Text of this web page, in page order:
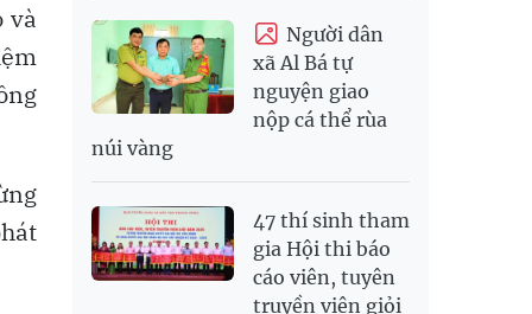
và
Người dân
xã Al Bá tự
nguyện giao
nộp cá thể rùa
núi vàng
47 thí sinh tham
gia Hội thi báo
cáo viên, tuyên
truyền viên giỏi